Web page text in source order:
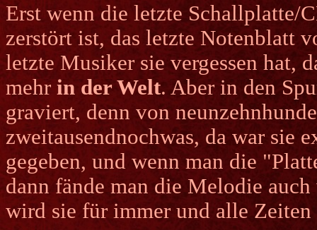
Erst wenn die letzte Schallplatte/
zerstört ist, das letzte Notenblatt
letzte Musiker sie vergessen hat,
mehr in der Welt. Aber in den
graviert, denn von
zweitausendnochwas, da war sie
gegeben, und wenn man die
dann fände man die Melodie
wird sie für immer und alle Zeiten